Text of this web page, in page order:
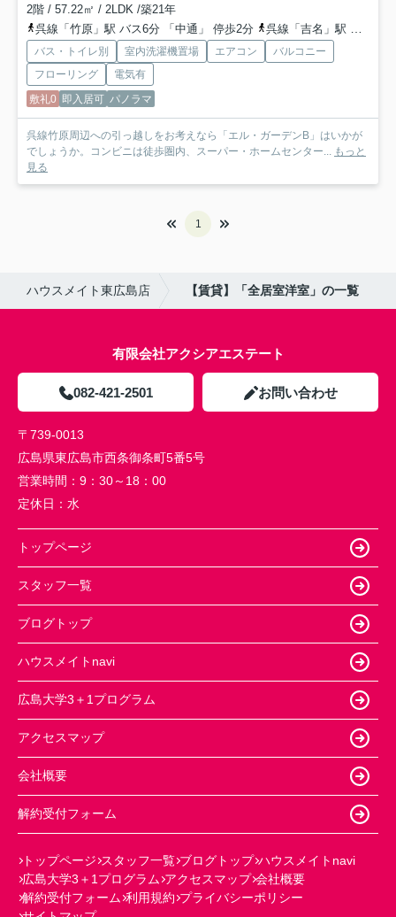
2階 / 57.22㎡ / 2LDK /築21年
呉線「竹原」駅 バス6分 「中通」 停歩2分
呉線「吉名」駅 徒歩79分
バス・トイレ別 室内洗濯機置場 エアコン
バルコニー
フローリング
電気有
敷礼0 即入居可 パノラマ
呉線竹原周辺への引っ越しをお考えなら「エル・ガーデンB」はいかが
でしょうか。コンビニは徒歩圏内、スーパー・ホームセンター...
もっと
見る
1
ハウスメイト東広島店 【賃貸】「全居室洋室」の一覧
有限会社アクシアエステート
082-421-2501 お問い合わせ
〒739-0013
広島県東広島市西条御条町5番5号
営業時間： 9：30～18：00
定休日： 水
トップページ
スタッフ一覧
ブログトップ
ハウスメイトnavi
広島大学3＋1プログラム
アクセスマップ
会社概要
解約受付フォーム
トップページ スタッフ一覧 ブログトップ ハウスメイトnavi
広島大学3＋1プログラム アクセスマップ 会社概要
解約受付フォーム 利用規約 プライバシーポリシー